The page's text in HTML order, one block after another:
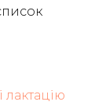
лактацію